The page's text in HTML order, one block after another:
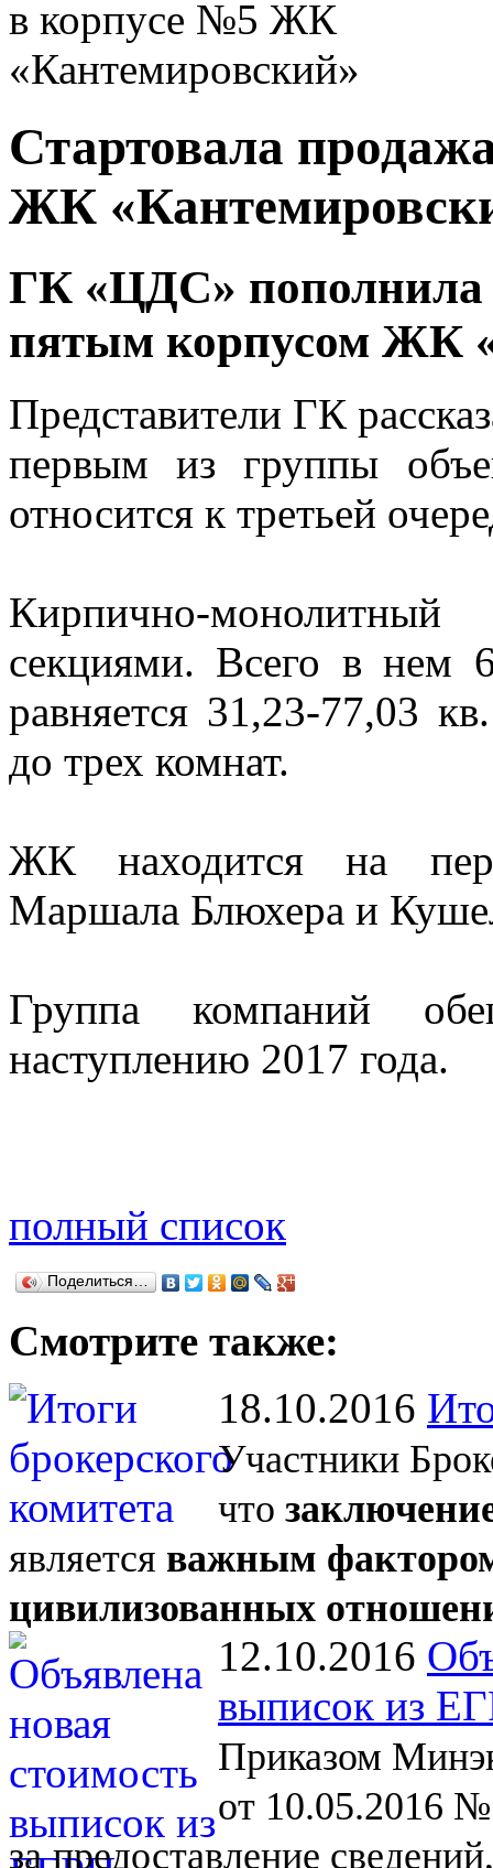
Стартовала
ЖК
ГК «ЦДС»
пятым корпусом ЖК
Представители ГК
первым из группы
относится к третьей
Кирпично-
секциями. Всего в нем
равняется 31,23-77,03
до трех комнат.
ЖК находится на
Маршала Блюхера и
Группа компаний
наступлению 2017 года.
полный список
Поделиться…
Смотрите также:
18.10.2016
Участники
что
является важным
цивилизованных
12.10.2016
выписок из
Приказом
от 10.05.2016 №
за предоставление